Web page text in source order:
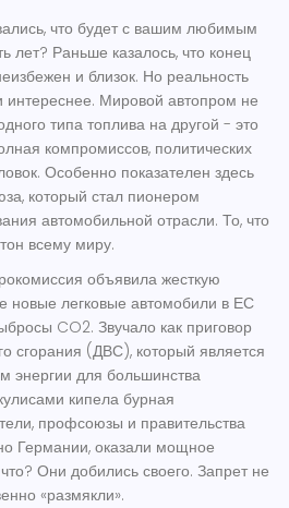
что будет с вашим любимым
лет? Раньше казалось, что конец
и близок. Но реальность
интереснее. Мировой автопром не
типа топлива на другой - это
компромиссов, политических
Особенно показателен здесь
, который стал пионером
автомобильной отрасли. То, что
всему миру.
объявила жесткую
новые легковые автомобили в ЕС
CO2. Звучало как приговор
сгорания (ДВС), который является
энергии для большинства
кипела бурная
профсоюзы и правительства
Германии, оказали мощное
Они добились своего. Запрет не
«размякли».